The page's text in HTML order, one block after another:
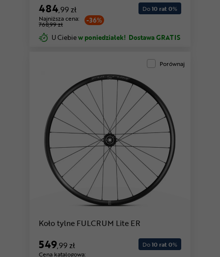
484,99 zł
-36%
Najniższa cena:
768,99 zł
Do10 rat 0%
U Ciebiew poniedziałek! Dostawa GRATIS
Porównaj
Koło tylne FULCRUM Lite ER
549,99 zł
Cena katalogowa:
Do10 rat 0%